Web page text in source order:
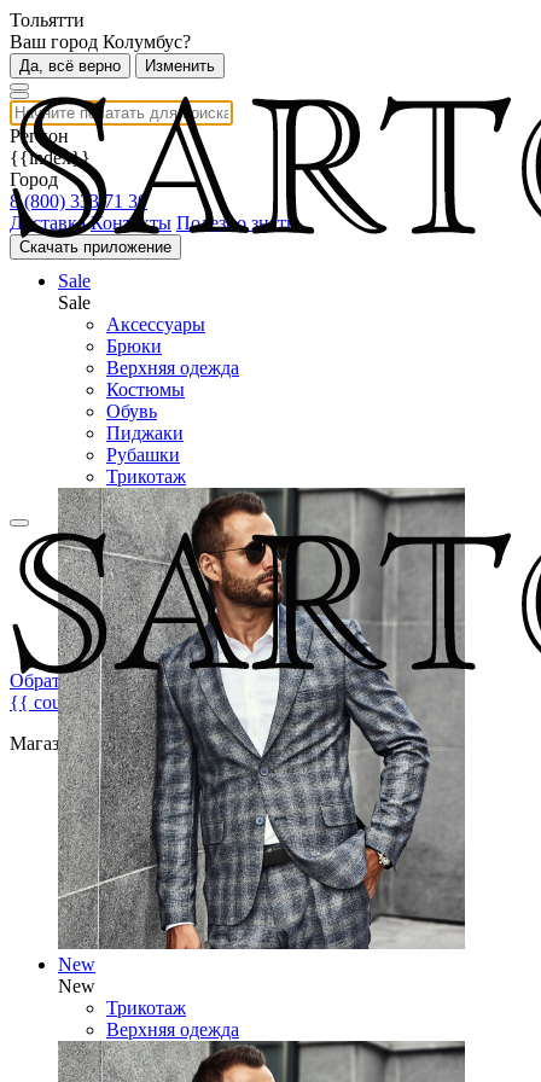
Тольятти
Ваш город Колумбус?
Да, всё верно Изменить
Регион
{{index}}
Город
8 (800) 333 71 30
Доставка Контакты Полезно знать
Скачать приложение
Обратная связь
{{ count }}
Магазин брендовой мужской одежды
Sale
Sale
Аксессуары
Брюки
Верхняя одежда
Костюмы
Обувь
Пиджаки
Рубашки
Трикотаж
New
New
Трикотаж
Верхняя одежда